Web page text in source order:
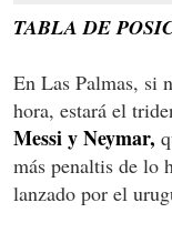
TABLA DE
En Las Palmas, si
hora, estará el
Messi y Neymar,
más penaltis de lo
lanzado por el